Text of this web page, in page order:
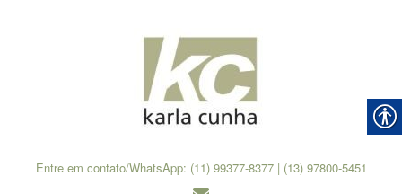
Entre em contato/WhatsApp: (11) 99377-8377 | (13) 97800-5451